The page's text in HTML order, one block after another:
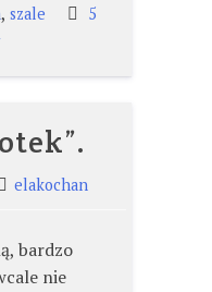
, szale
5
do
elakochan
bardzo
nie